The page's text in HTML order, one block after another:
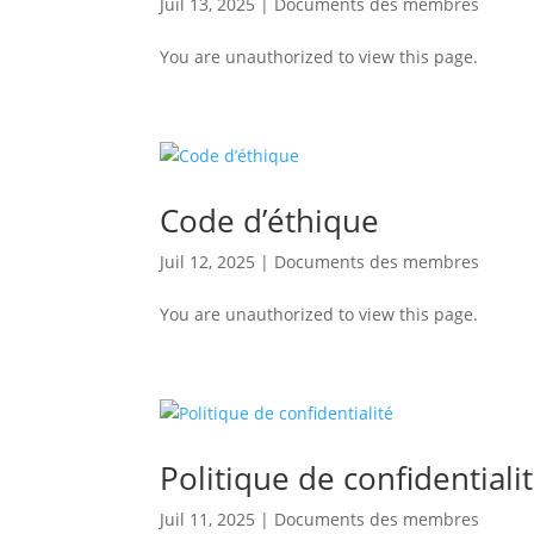
Juil 13, 2025 Documents des membres
You are unauthorized to view this page.
Code d’éthique
Juil 12, 2025 | Documents des membres
You are unauthorized to view this page.
Politique de
Juil 11, 2025 | Documents des membres